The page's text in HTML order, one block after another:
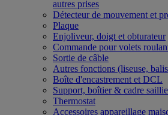
autres prises
Détecteur de mouvement et
Plaque
Enjoliveur, doigt et obturateur
Commande pour volets
Sortie de câble
Autres fonctions (liseuse,
Boîte d'encastrement et DCL
Support, boîtier & cadre saillie
Thermostat
Accessoires appareillage